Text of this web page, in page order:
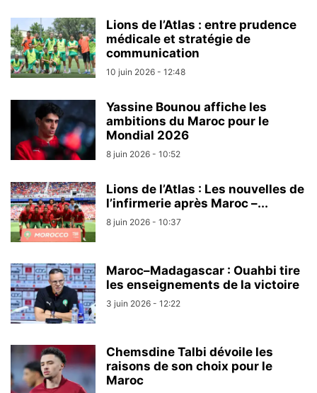
Lions de l’Atlas : entre prudence
médicale et stratégie de
communication
10 juin 2026 - 12:48
Yassine Bounou affiche les
ambitions du Maroc pour le
Mondial 2026
8 juin 2026 - 10:52
Lions de l’Atlas : Les nouvelles de
l’infirmerie après Maroc –...
8 juin 2026 - 10:37
Maroc–Madagascar : Ouahbi tire
les enseignements de la victoire
3 juin 2026 - 12:22
Chemsdine Talbi dévoile les
raisons de son choix pour le
Maroc